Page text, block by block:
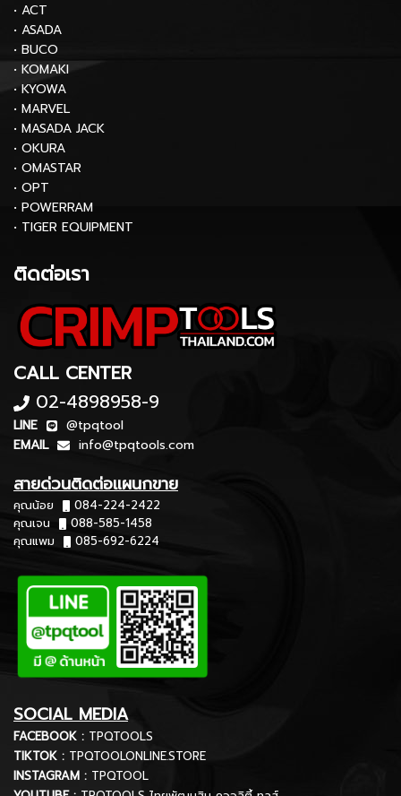
• ACT
• ASADA
• BUCO
• KOMAKI
• KYOWA
• MARVEL
• MASADA JACK
• OKURA
• OMASTAR
• OPT
• POWERRAM
• TIGER EQUIPMENT
ติดต่อเรา
CALL CENTER
02-4898958-9
LINE
@tpqtool
EMAIL
info@tpqtools.com
สายด่วนติดต่อแผนกขาย
คุณน้อย
084-224-2422
คุณเจน
088-585-1458
คุณแพม
085-692-6224
SOCIAL MEDIA
FACEBOOK : TPQTOOLS
TIKTOK : TPQTOOLONLINE.STORE
INSTAGRAM : TPQTOOL